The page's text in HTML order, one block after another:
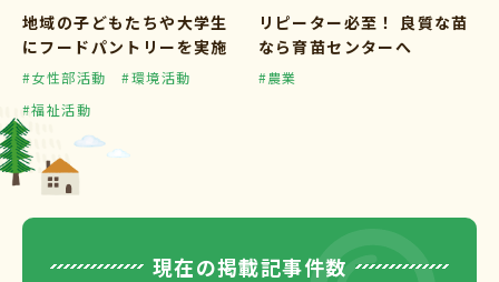
地域の子どもたちや大学生
にフードパントリーを実施
#女性部活動
#環境活動
#福祉活動
リピーター必至！ 良質な苗
なら育苗センターへ
#農業
現在の掲載記事件数